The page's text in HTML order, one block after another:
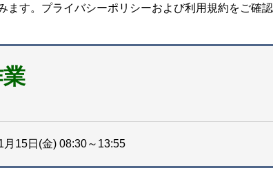
ます。プライバシーポリシーおよび利用規約をご確
月15日(金) 08:30～13:55